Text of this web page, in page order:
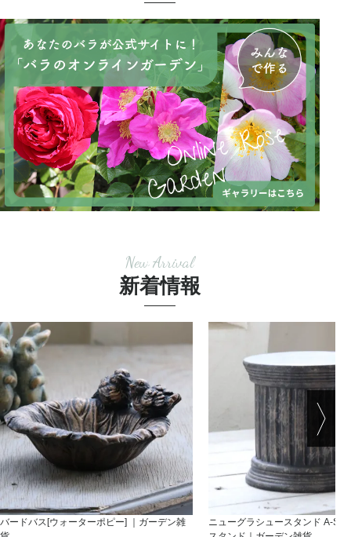
New Arrival
新着情報
バードバス[ウォーターポピー] ｜ガーデン雑
ニューグラシュースタンド A-S-